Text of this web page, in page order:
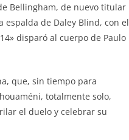
Bellingham, de nuevo titular
de Daley Blind, con el
disparó al cuerpo de Paulo
que, sin tiempo para
totalmente solo,
el duelo y celebrar su